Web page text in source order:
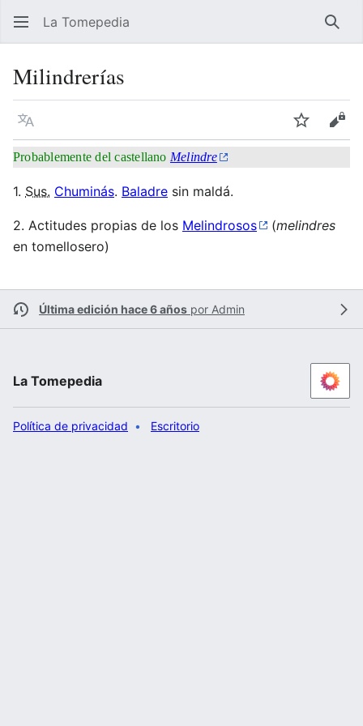
La Tomepedia
Milindrerías
Idioma VigilarVer
Probablemente del castellano Melindre
1. Sus. Chuminás. Baladre sin maldá.
2. Actitudes propias de los Melindrosos (melindres
en tomellosero)
Última edición hace 6 años por Admin
La Tomepedia
Política de privacidad Escritorio